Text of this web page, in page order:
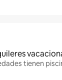
tienen